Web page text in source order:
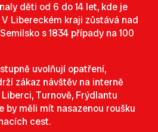
děti od 6 do 14 let, kde je
Libereckém kraji zůstává nad
s 1834 případy na 100
uvolňují opatření,
zákaz návštěv na interně
Turnově, Frýdlantu
by měli mít nasazenou roušku
cest.